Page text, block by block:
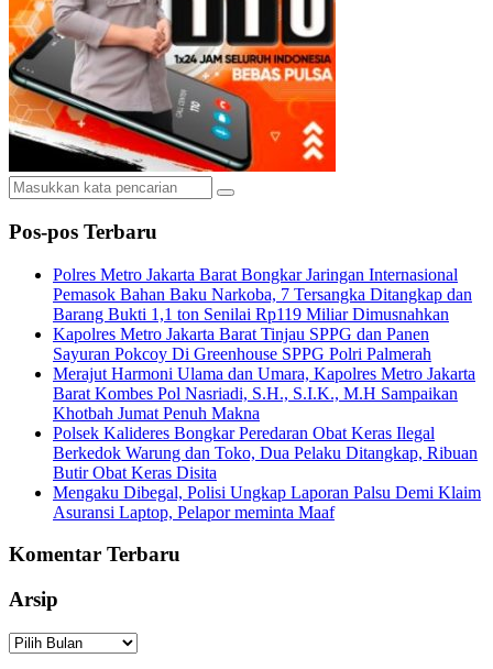
Pos-pos Terbaru
Polres Metro Jakarta Barat Bongkar Jaringan Internasional
Pemasok Bahan Baku Narkoba, 7 Tersangka Ditangkap dan
Barang Bukti 1,1 ton Senilai Rp119 Miliar Dimusnahkan
Kapolres Metro Jakarta Barat Tinjau SPPG dan Panen
Sayuran Pokcoy Di Greenhouse SPPG Polri Palmerah
Merajut Harmoni Ulama dan Umara, Kapolres Metro Jakarta
Barat Kombes Pol Nasriadi, S.H., S.I.K., M.H Sampaikan
Khotbah Jumat Penuh Makna
Polsek Kalideres Bongkar Peredaran Obat Keras Ilegal
Berkedok Warung dan Toko, Dua Pelaku Ditangkap, Ribuan
Butir Obat Keras Disita
Mengaku Dibegal, Polisi Ungkap Laporan Palsu Demi Klaim
Asuransi Laptop, Pelapor meminta Maaf
Komentar Terbaru
Arsip
Arsip